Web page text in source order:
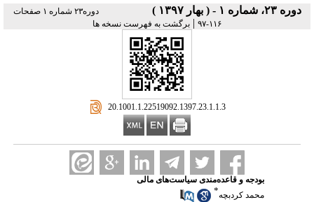
دوره ۲۳، شماره ۱ - ( بهار ۱۳۹۷ )
دوره۲۳ شماره ۱ صفحات
۱۱۶-۹۷
| برگشت به فهرست نسخه ها
‎ 20.1001.1.22519092.1397.23.1.1.3
بودجه و قاعده‌مندی سیاست‌های مالی
محمد کردبچه*